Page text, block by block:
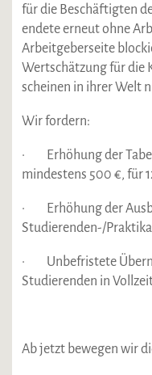
für die Beschäftigten
endete erneut ohne
Arbeitgeberseite
Wertschätzung für die
scheinen in ihrer Welt
Wir fordern:
· Erhöhung der
mindestens 500 €, für
· Erhöhung der
Studierenden-/
· Unbefristete
Studierenden in
Ab jetzt bewegen wir